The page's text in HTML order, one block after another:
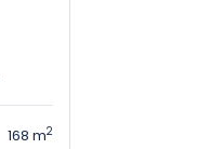
168 m2